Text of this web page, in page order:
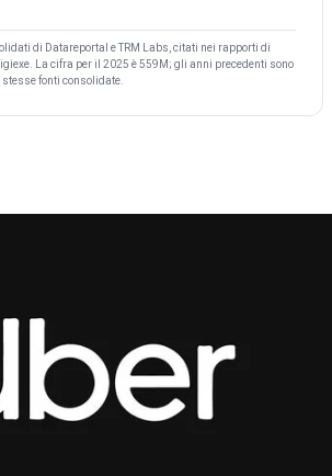
di Datareportal e TRM Labs, citati nei rapporti di
La cifra per il 2025 è 559M; gli anni precedenti sono
fonti consolidate.